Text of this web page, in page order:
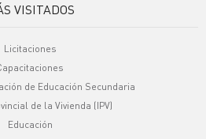
VISITADOS
Licitaciones
de Educación Secundaria
de la Vivienda (IPV)
Educación